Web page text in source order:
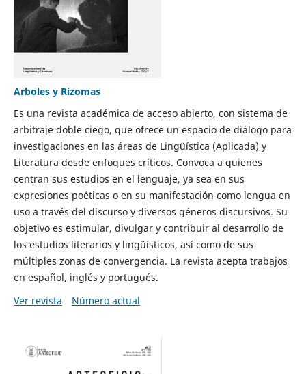
Arboles y Rizomas
Es una revista académica de acceso abierto, con sistema de
arbitraje doble ciego, que ofrece un espacio de diálogo para
investigaciones en las áreas de Lingüística (Aplicada) y
Literatura desde enfoques críticos. Convoca a quienes
centran sus estudios en el lenguaje, ya sea en sus
expresiones poéticas o en su manifestación como lengua en
uso a través del discurso y diversos géneros discursivos. Su
objetivo es estimular, divulgar y contribuir al desarrollo de
los estudios literarios y lingüísticos, así como de sus
múltiples zonas de convergencia. La revista acepta trabajos
en español, inglés y portugués.
Ver revista
Número actual